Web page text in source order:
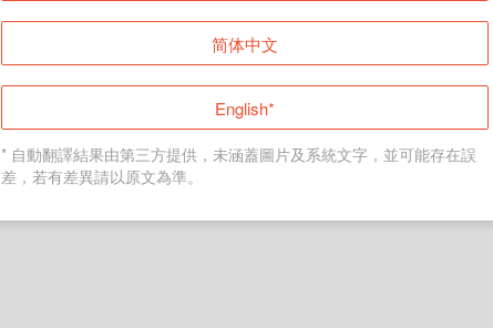
返回首頁
简体中文
English*
* 自動翻譯結果由第三方提供，未涵蓋圖片及系統文字，並可能存在誤
差，若有差異請以原文為準。